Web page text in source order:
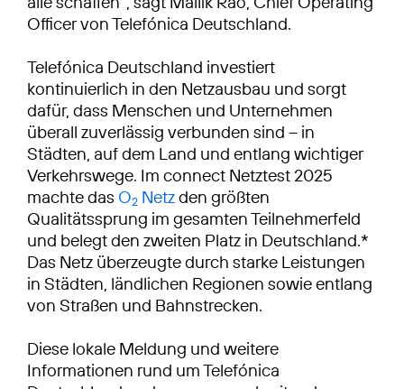
Officer von Telefónica Deutschland.
Telefónica Deutschland investiert
kontinuierlich in den Netzausbau und sorgt
dafür, dass Menschen und Unternehmen
überall zuverlässig verbunden sind – in
Städten, auf dem Land und entlang wichtiger
Verkehrswege. Im connect Netztest 2025
machte das O2 Netzden größten
Qualitätssprung im gesamten Teilnehmerfeld
und belegt den zweiten Platz in Deutschland.*
Das Netz überzeugte durch starke Leistungen
in Städten, ländlichen Regionen sowie entlang
von Straßen und Bahnstrecken.
Diese lokale Meldung und weitere
Informationen rund um Telefónica